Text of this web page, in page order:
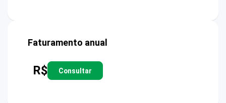
Faturamento anual
R$ Consultar